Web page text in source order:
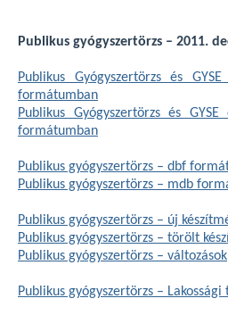
Publikus gyógyszertörzs – 2011.
Publikus Gyógyszertörzs és
formátumban
Publikus Gyógyszertörzs és
formátumban
Publikus gyógyszertörzs – dbf
Publikus gyógyszertörzs – mdb
Publikus gyógyszertörzs – új
Publikus gyógyszertörzs – törölt
Publikus gyógyszertörzs – változások
Publikus gyógyszertörzs –